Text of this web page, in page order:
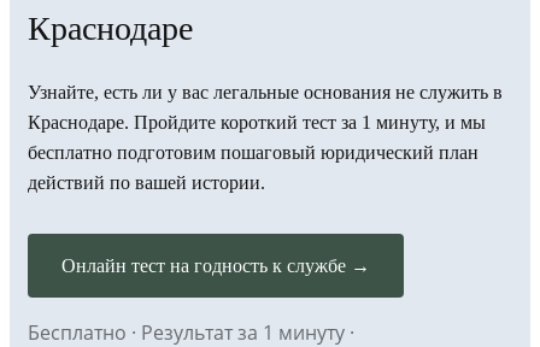
Краснодаре
Узнайте, есть ли у вас легальные основания не служить в
Краснодаре. Пройдите короткий тест за 1 минуту, и мы
бесплатно подготовим пошаговый юридический план
действий по вашей истории.
Онлайн тест на годность к службе →
Бесплатно · Результат за 1 минуту ·